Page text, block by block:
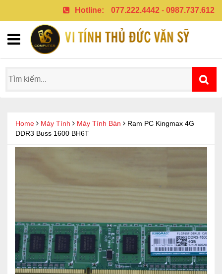
Hotline: 077.222.4442 - 0987.737.612
Home Máy Tính Máy Tính Bàn
Ram PC Kingmax 4G
DDR3 Buss 1600 BH6T